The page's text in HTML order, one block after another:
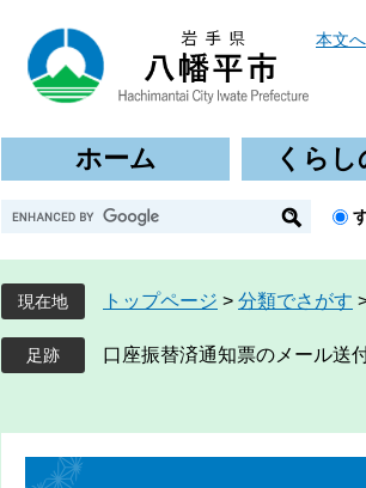
本文へ
ホーム くらし
G
o
g
l
e
カ
現在地 トップページ > 分類でさがす
口座振替済通知票のメール送